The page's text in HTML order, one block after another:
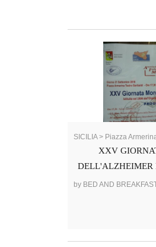
SICILIA > Piazza
XXV
DELL'ALZHEIMER
by BED AND